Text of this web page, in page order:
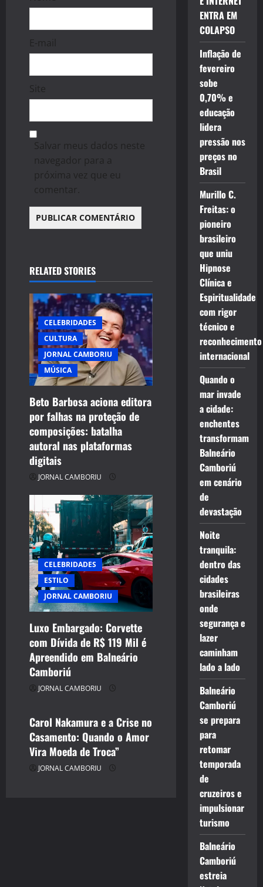
E-mail
Site
Salvar meus dados neste
navegador para a
próxima vez que eu
comentar.
RELATED STORIES
CELEBRIDADES
CULTURA
JORNAL CAMBORIU
MÚSICA
Beto Barbosa aciona editora
por falhas na proteção de
composições: batalha
autoral nas plataformas
digitais
JORNAL CAMBORIU
CELEBRIDADES
ESTILO
JORNAL CAMBORIU
Luxo Embargado: Corvette
com Dívida de R$ 119 Mil é
Apreendido em Balneário
Camboriú
JORNAL CAMBORIU
CELEBRIDADES
CINEMA TEATRO TV INTERNET
ENTRETENIMENTO
JORNAL CAMBORIU
Carol Nakamura e a Crise no
Casamento: Quando o Amor
Vira Moeda de Troca”
JORNAL CAMBORIU
ENTRA EM
COLAPSO
Inflação de
fevereiro
sobe
0,70% e
educação
lidera
pressão nos
preços no
Brasil
Murillo C.
Freitas: o
pioneiro
brasileiro
que uniu
Hipnose
Clínica e
Espiritualidade
com rigor
técnico e
reconhecimento
internacional
Quando o
mar invade
a cidade:
enchentes
transformam
Balneário
Camboriú
em cenário
de
devastação
Noite
tranquila:
dentro das
cidades
brasileiras
onde
segurança e
lazer
caminham
lado a lado
Balneário
Camboriú
se prepara
para
retomar
temporada
de
cruzeiros e
impulsionar
turismo
Balneário
Camboriú
estreia